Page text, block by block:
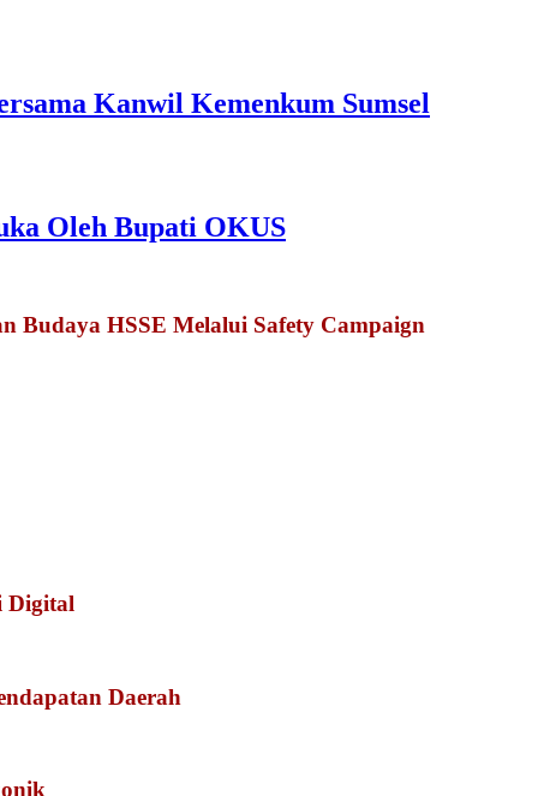
Kanwil Kemenkum Sumsel
Oleh Bupati OKUS
Budaya HSSE Melalui Safety Campaign
Digital
Daerah